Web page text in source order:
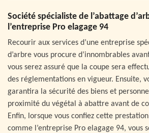
Société spécialiste de l’abattage
l’entreprise Pro elagage 94
Recourir aux services d’une entreprise
d’arbre vous procure d’innombrables
vous serez assuré que la coupe sera
des réglementations en vigueur. Ensuite,
garantira la sécurité des biens et
proximité du végétal à abattre avant de
Enfin, lorsque vous confiez cette
comme l’entreprise Pro elagage 94, vous